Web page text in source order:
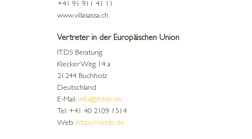
+41 91 911 41 11
www.villasassa.ch
Vertreter in der Europäischen Union
IT.DS Beratung
Klecker Weg 14 a
21244 Buchholz
Deutschland
E-Mail: info@itdsb.de
Tel: +41 40 2109 1514
Web: https://itdsb.de